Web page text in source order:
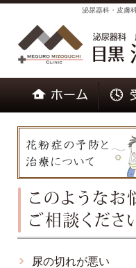
泌尿器科・皮膚
尿の切れが悪い